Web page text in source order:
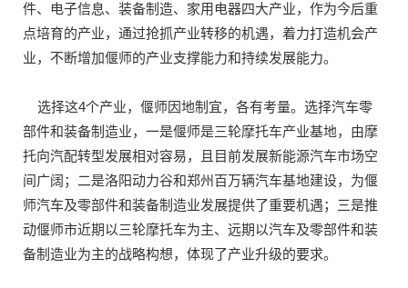
件、电子信息、装备制造、家用电器四大产业，作为今后重
点培育的产业，通过抢抓产业转移的机遇，着力打造机会产
业，不断增加偃师的产业支撑能力和持续发展能力。
选择这4个产业，偃师因地制宜，各有考量。选择汽车零
部件和装备制造业，一是偃师是三轮摩托车产业基地，由摩
托向汽配转型发展相对容易，且目前发展新能源汽车市场空
间广阔；二是洛阳动力谷和郑州百万辆汽车基地建设，为偃
师汽车及零部件和装备制造业发展提供了重要机遇；三是推
动偃师市近期以三轮摩托车为主、远期以汽车及零部件和装
备制造业为主的战略构想，体现了产业升级的要求。